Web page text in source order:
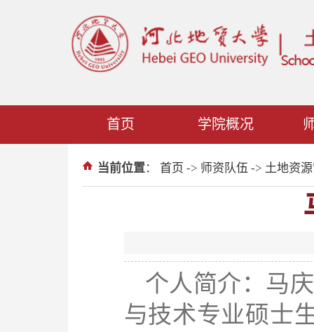
首页 学院概况
当前位置： 首页 -> 师资队伍 -> 土地资
个人简介：马
与技术专业硕士